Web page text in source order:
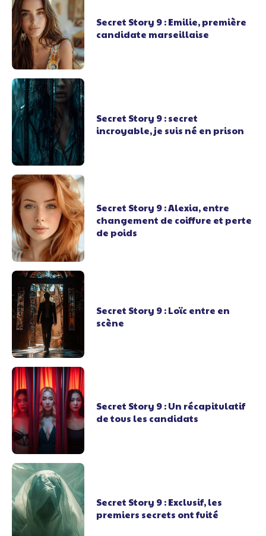
Secret Story 9 : Emilie, première
candidate marseillaise
Secret Story 9 : secret
incroyable, je suis né en prison
Secret Story 9 : Alexia, entre
changement de coiffure et perte
de poids
Secret Story 9 : Loïc entre en
scène
Secret Story 9 : Un récapitulatif
de tous les candidats
Secret Story 9 : Exclusif, les
premiers secrets ont fuité